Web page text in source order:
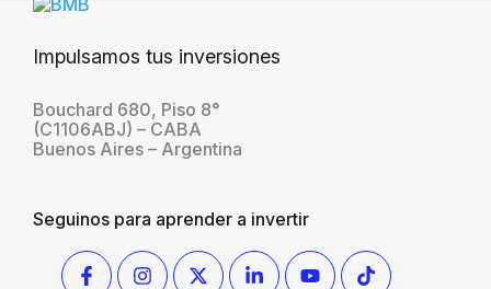
Impulsamos tus inversiones
Bouchard 680, Piso 8°
(C1106ABJ) – CABA
Buenos Aires – Argentina
Seguinos para aprender a invertir